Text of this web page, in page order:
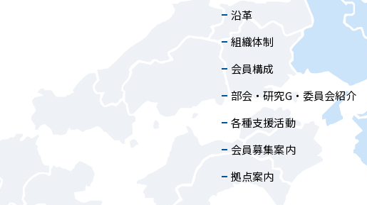
沿革
組織体制
会員構成
部会・研究G・委員会紹介
各種支援活動
会員募集案内
拠点案内